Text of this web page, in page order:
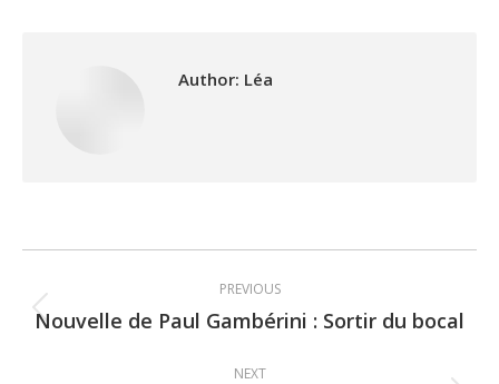
Author: Léa
navigation
PREVIOUS
Previous
Nouvelle de Paul Gambérini : Sortir du bocal
NEXT